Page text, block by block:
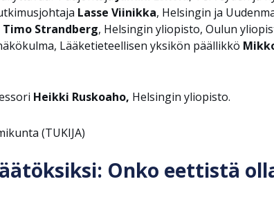
Lasse Viinikka, Helsingin ja
Timo Strandberg, Helsingin yliopisto, Oulun
Lääketieteellisen yksikön päällikkö
Heikki Ruskoaho, Helsingin yliopisto.
(TUKIJA)
Onko eettistä